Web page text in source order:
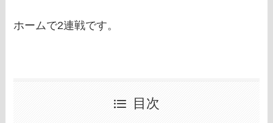
ホームで2連戦です。
目次